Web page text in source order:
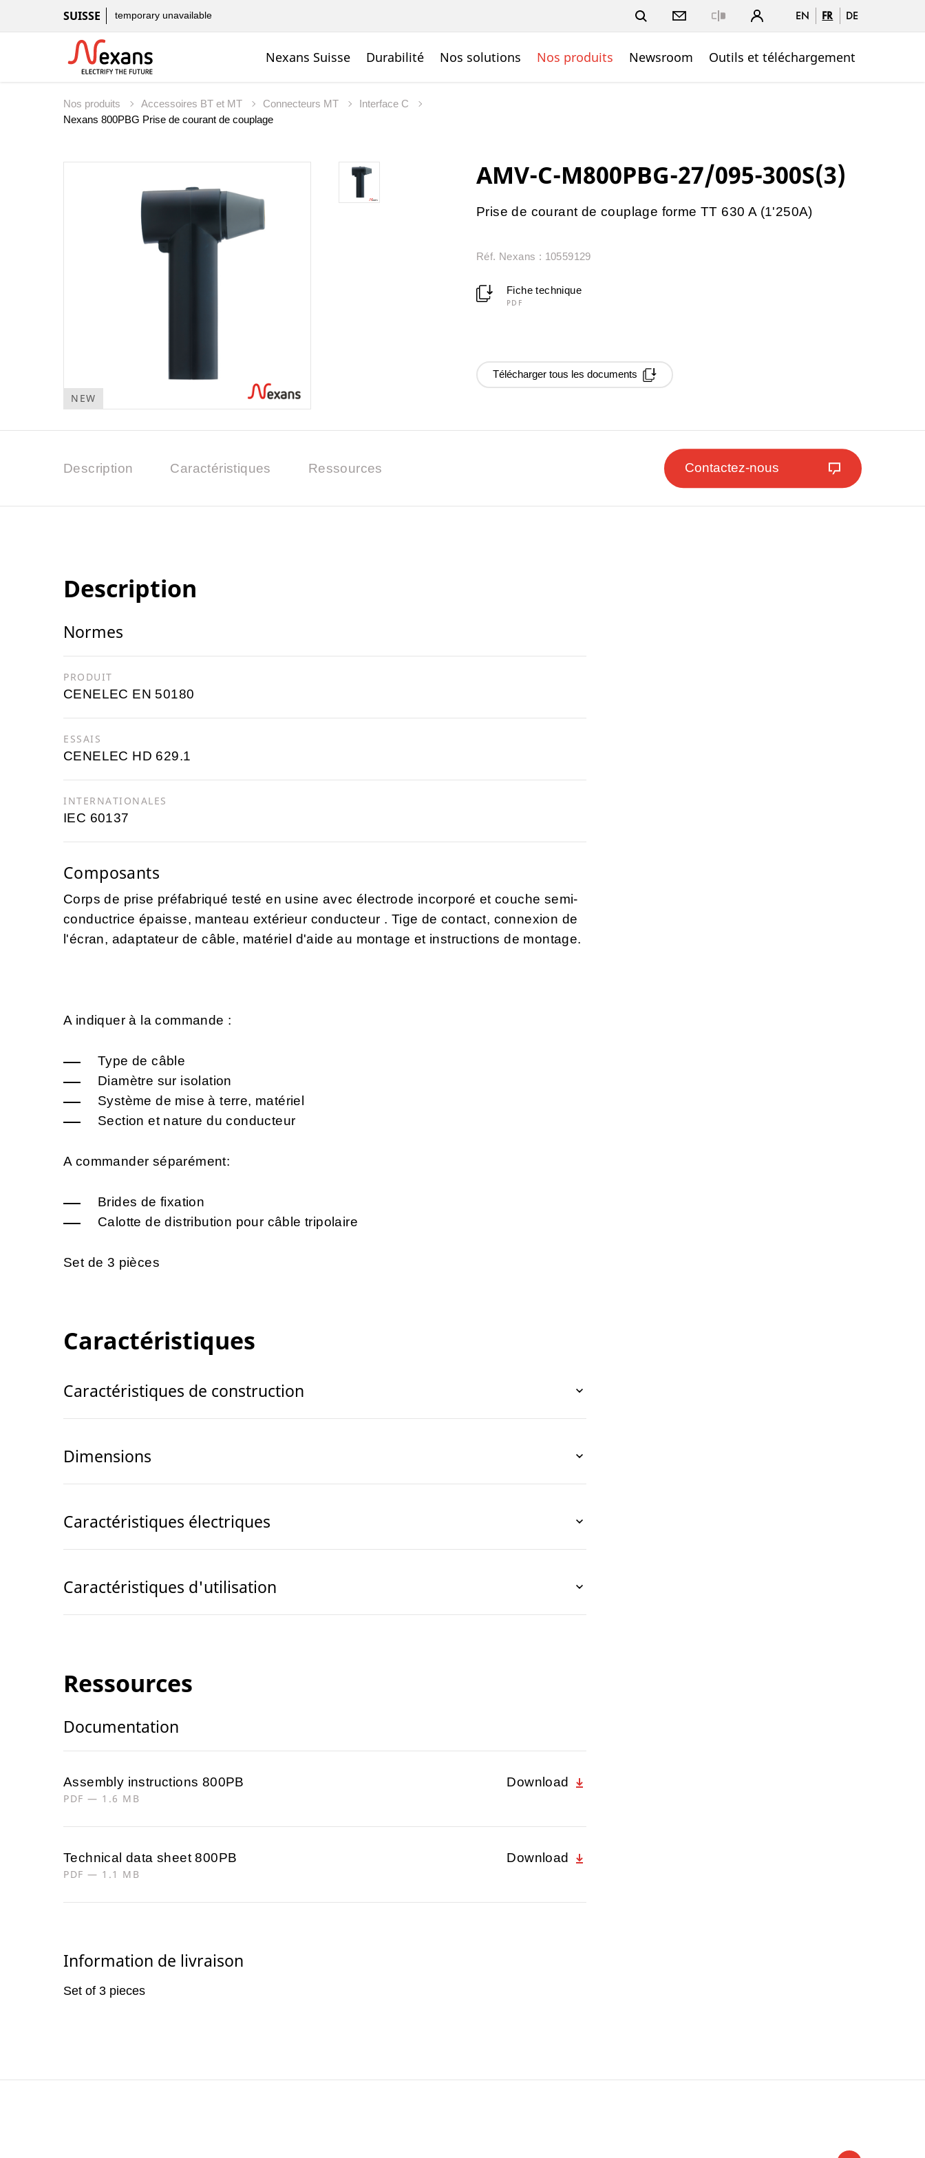
SUISSE temporary unavailable EN FR DE
Nexans Suisse Durabilité Nos solutions Nos produits Newsroom Outils et téléchargement
Nos produits Accessoires BT et MT Connecteurs MT
Interface C
Nexans 800PBG Prise de courant de couplage
NEW
AMV-C-M800PBG-27/095-300S(3)
Prise de courant de couplage forme TT 630 A (1'250A)
Réf. Nexans : 10559129
Fiche technique
PDF
Télécharger tous les documents
Description Caractéristiques Ressources Contactez-nous
Description
Normes
PRODUIT
CENELEC EN 50180
ESSAIS
CENELEC HD 629.1
INTERNATIONALES
IEC 60137
Composants
Corps de prise préfabriqué testé en usine avec électrode incorporé et couche semi-
conductrice épaisse, manteau extérieur conducteur . Tige de contact, connexion de
l'écran, adaptateur de câble, matériel d'aide au montage et instructions de montage.
A indiquer à la commande :
Type de câble
Diamètre sur isolation
Système de mise à terre, matériel
Section et nature du conducteur
A commander séparément:
Brides de fixation
Calotte de distribution pour câble tripolaire
Set de 3 pièces
Caractéristiques
Caractéristiques de construction
Dimensions
Caractéristiques électriques
Caractéristiques d'utilisation
Ressources
Documentation
Assembly instructions 800PB
PDF — 1.6 MB
Download
Technical data sheet 800PB
PDF — 1.1 MB
Download
Information de livraison
Set of 3 pieces